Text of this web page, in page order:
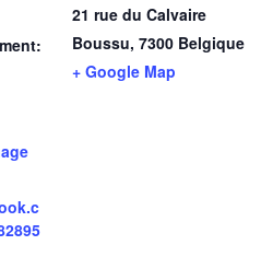
21 rue du Calvaire
Boussu, 7300 Belgique
+ Google Map